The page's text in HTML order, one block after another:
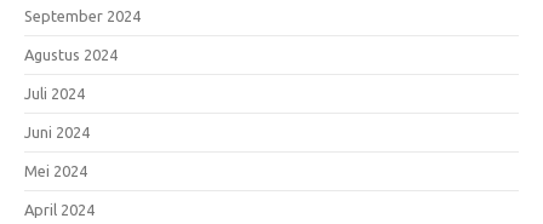
September 2024
Agustus 2024
Juli 2024
Juni 2024
Mei 2024
April 2024